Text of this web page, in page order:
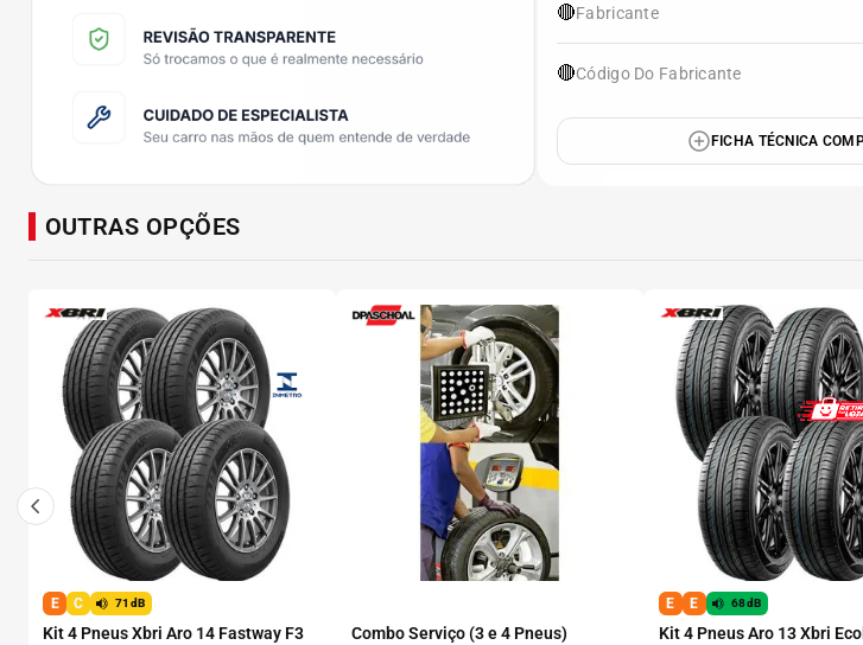
🔴Fabricante
🔴Código Do Fabricante
FICHA TÉCNICA
OUTRAS OPÇÕES
E C 71dB
Kit 4 Pneus Xbri Aro 14 Fastway F3
Combo Serviço (3 e 4 Pneus)
E E 68dB
Kit 4 Pneus Aro 13 Xbri